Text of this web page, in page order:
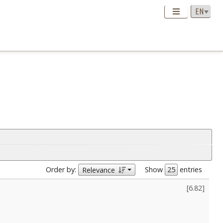
Order by: Relevance Show
entries
[6.82]